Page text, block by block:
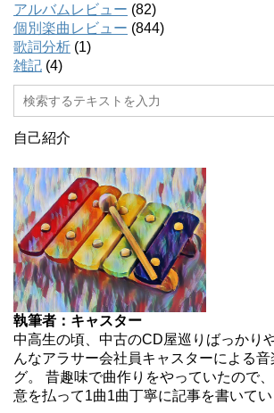
アルバムレビュー (82)
個別楽曲レビュー (844)
歌詞分析 (1)
雑記 (4)
自己紹介
執筆者：キャスター
中高生の頃、中古のCD屋巡りばっかり
んなアラサー会社員キャスターによる音
グ。 昔趣味で曲作りをやっていたので
意を払って1曲1曲丁寧に記事を書いてい